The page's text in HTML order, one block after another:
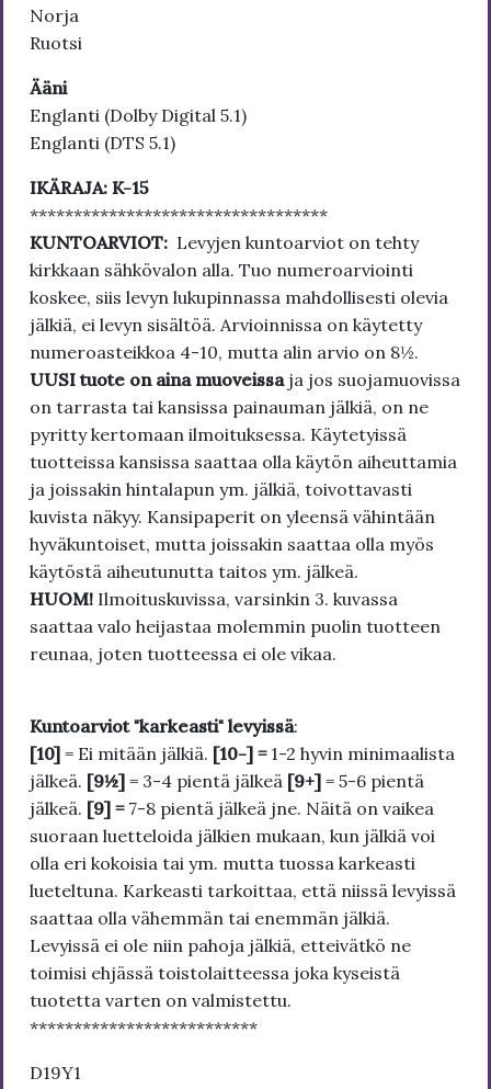
Norja
Ruotsi
Ääni
Englanti (Dolby Digital 5.1)
Englanti (DTS 5.1)
IKÄRAJA: K-15
**********************************
KUNTOARVIOT: Levyjen kuntoarviot on tehty
kirkkaan sähkövalon alla. Tuo numeroarviointi
koskee, siis levyn lukupinnassa mahdollisesti olevia
jälkiä, ei levyn sisältöä. Arvioinnissa on käytetty
numeroasteikkoa 4-10, mutta alin arvio on 8½.
UUSI tuote on aina muoveissa ja jos suojamuovissa
on tarrasta tai kansissa painauman jälkiä, on ne
pyritty kertomaan ilmoituksessa. Käytetyissä
tuotteissa kansissa saattaa olla käytön aiheuttamia
ja joissakin hintalapun ym. jälkiä, toivottavasti
kuvista näkyy. Kansipaperit on yleensä vähintään
hyväkuntoiset, mutta joissakin saattaa olla myös
käytöstä aiheutunutta taitos ym. jälkeä.
HUOM! Ilmoituskuvissa, varsinkin 3. kuvassa
saattaa valo heijastaa molemmin puolin tuotteen
reunaa, joten tuotteessa ei ole vikaa.
Kuntoarviot "karkeasti" levyissä:
[10] = Ei mitään jälkiä. [10-] = 1-2 hyvin minimaalista
jälkeä. [9½] = 3-4 pientä jälkeä [9+] = 5-6 pientä
jälkeä. [9] = 7-8 pientä jälkeä jne. Näitä on vaikea
suoraan luetteloida jälkien mukaan, kun jälkiä voi
olla eri kokoisia tai ym. mutta tuossa karkeasti
lueteltuna. Karkeasti tarkoittaa, että niissä levyissä
saattaa olla vähemmän tai enemmän jälkiä.
Levyissä ei ole niin pahoja jälkiä, etteivätkö ne
toimisi ehjässä toistolaitteessa joka kyseistä
tuotetta varten on valmistettu.
**************************
D19Y1